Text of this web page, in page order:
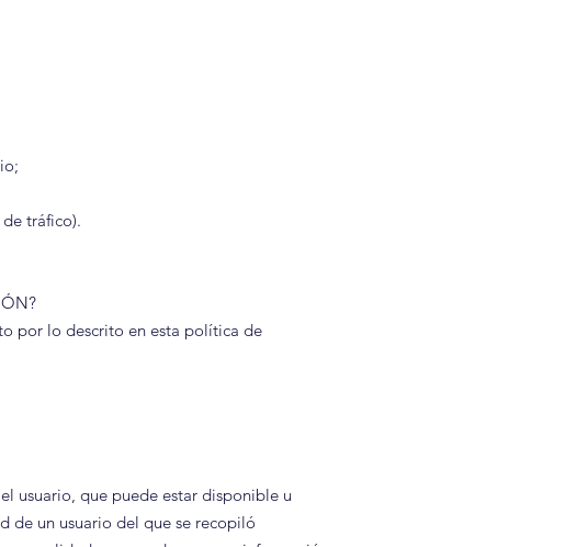
tráfico).
por lo descrito en esta política de
usuario, que puede estar disponible u
de un usuario del que se recopiló